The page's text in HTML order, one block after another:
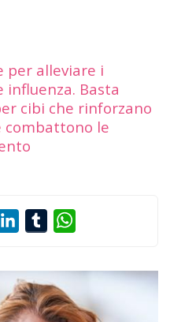
per alleviare i
Basta
cibi che rinforzano
combattono le
PinterestLinkedInTumblr